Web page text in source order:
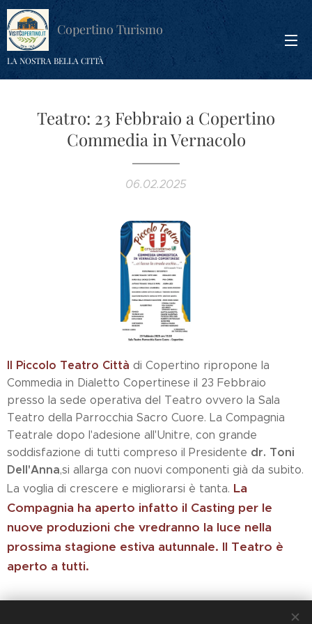
Copertino Turismo
LA NOSTRA BELLA CITTÀ
Teatro: 23 Febbraio a Copertino
Commedia in Vernacolo
06.02.2025
Il Piccolo Teatro Città di Copertino ripropone la
Commedia in Dialetto Copertinese il 23 Febbraio
presso la sede operativa del Teatro ovvero la Sala
Teatro della Parrocchia Sacro Cuore. La Compagnia
Teatrale dopo l'adesione all'Unitre, con grande
soddisfazione di tutti compreso il Presidente dr. Toni
Dell'Anna,si allarga con nuovi componenti già da subito.
La voglia di crescere e migliorarsi è tanta. La
Compagnia ha aperto infatto il Casting per le
nuove produzioni che vredranno la luce nella
prossima stagione estiva autunnale. Il Teatro è
aperto a tutti.